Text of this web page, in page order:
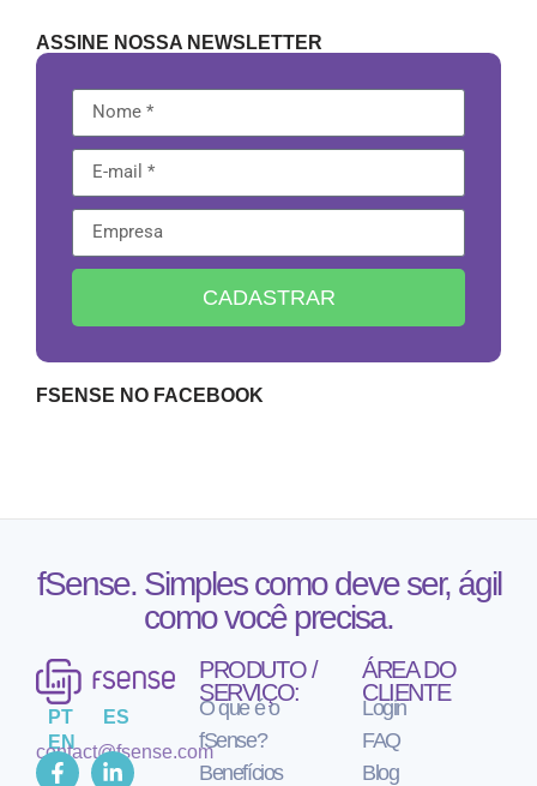
ASSINE NOSSA NEWSLETTER
CADASTRAR
FSENSE NO FACEBOOK
fSense. Simples como deve ser, ágil
como você precisa.
PT
ES
EN
contact@fsense.com
PRODUTO /
SERVIÇO:
O que é o
fSense?
Benefícios
ÁREA DO
CLIENTE
Login
FAQ
Blog